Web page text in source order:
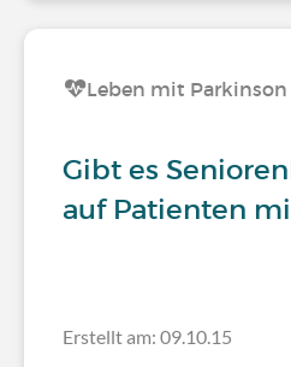
Leben mit Parkinson
Gibt es
auf Patienten
Erstellt am: 09.10.15